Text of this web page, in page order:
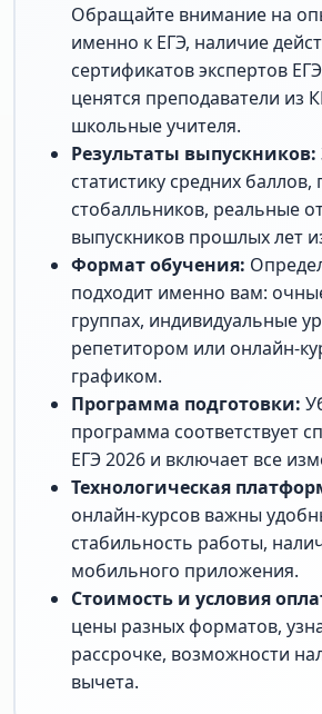
Обращайте внимание на
именно к ЕГЭ, наличие
сертификатов экспертов
ценятся преподаватели из
школьные учителя.
Результаты выпускников:
статистику средних баллов,
стобалльников, реальные
выпускников прошлых лет
Формат обучения:
подходит именно вам:
группах, индивидуальные
репетитором или онлайн-
графиком.
Программа подготовки:
программа соответствует
ЕГЭ 2026 и включает все
Технологическая
онлайн-курсов важны
стабильность работы,
мобильного приложения.
Стоимость и условия
цены разных форматов,
рассрочке, возможности
вычета.